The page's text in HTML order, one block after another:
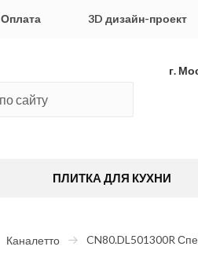
Оплата 3D дизайн-проект
г.
ПЛИТКА ДЛЯ КУХНИ
Каналетто CN80.DL501300R